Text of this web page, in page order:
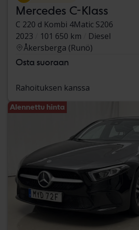
Mercedes C-Klass
C 220 d Kombi 4Matic S206
2023
101 650 km
Diesel
Åkersberga (Runö)
Osta suoraan
Rahoituksen kanssa
Alennettu hinta